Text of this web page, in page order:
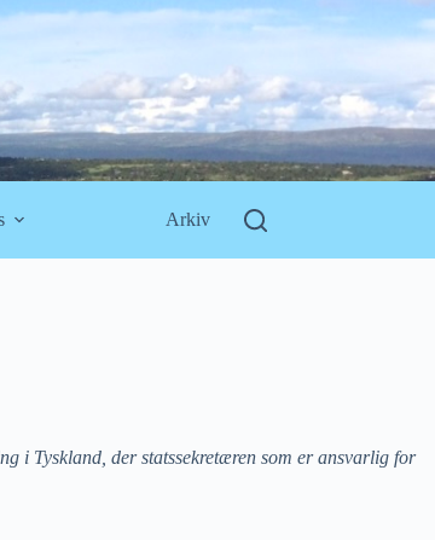
Arkiv
i Tyskland, der statssekretæren som er ansvarlig for